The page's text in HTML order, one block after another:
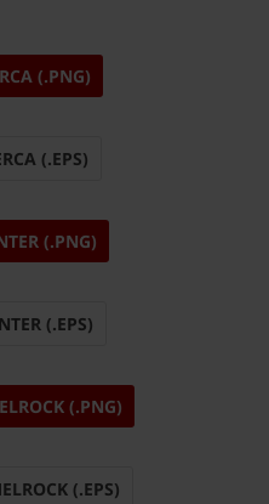
(.PNG)
(.EPS)
(.PNG)
(.EPS)
(.PNG)
(.EPS)